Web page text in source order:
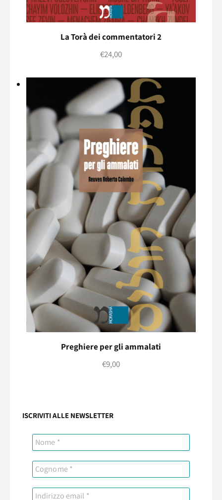
La Torà dei commentatori 2
€24,00
Preghiere per gli ammalati
€9,00
ISCRIVITI ALLE NEWSLETTER